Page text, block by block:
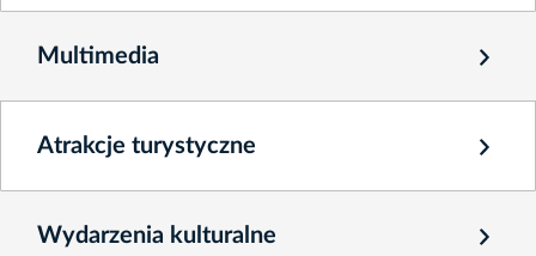
Multimedia
Atrakcje turystyczne
Wydarzenia kulturalne